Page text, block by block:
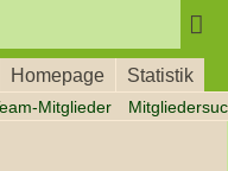
Homepage Statistik
Mitglieder